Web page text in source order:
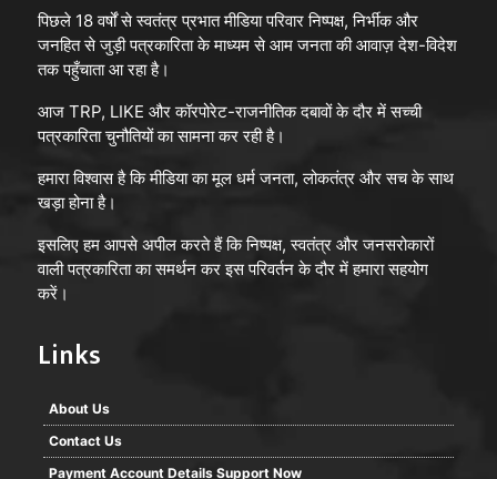
पिछले 18 वर्षों से स्वतंत्र प्रभात मीडिया परिवार निष्पक्ष, निर्भीक और
जनहित से जुड़ी पत्रकारिता के माध्यम से आम जनता की आवाज़ देश-विदेश
तक पहुँचाता आ रहा है।
आज TRP, LIKE और कॉरपोरेट-राजनीतिक दबावों के दौर में सच्ची
पत्रकारिता चुनौतियों का सामना कर रही है।
हमारा विश्वास है कि मीडिया का मूल धर्म जनता, लोकतंत्र और सच के साथ
खड़ा होना है।
इसलिए हम आपसे अपील करते हैं कि निष्पक्ष, स्वतंत्र और जनसरोकारों
वाली पत्रकारिता का समर्थन कर इस परिवर्तन के दौर में हमारा सहयोग
करें।
Links
About Us
Contact Us
Payment Account Details Support Now